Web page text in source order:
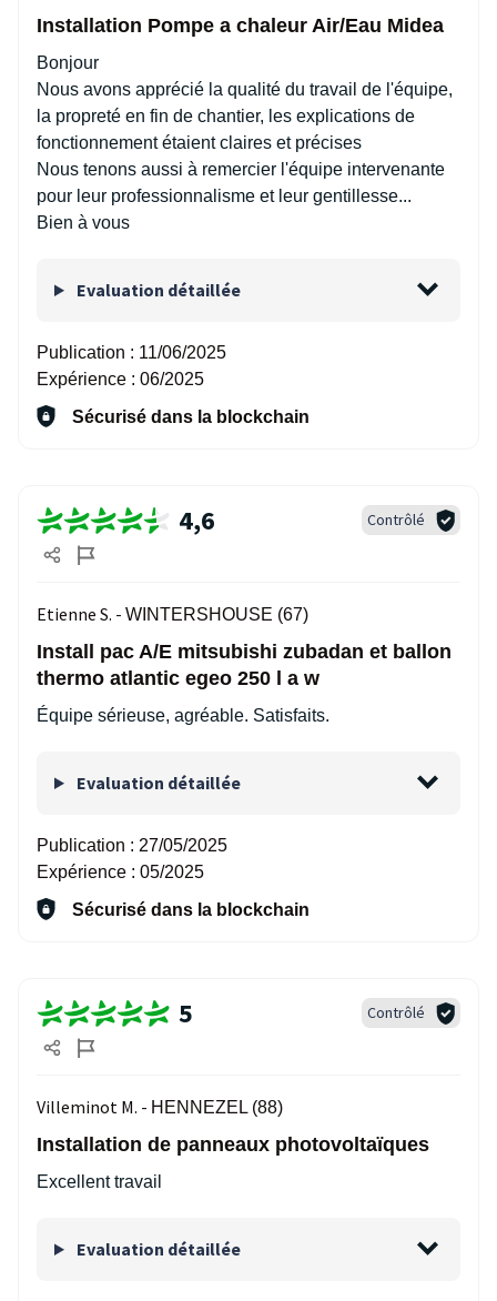
Installation Pompe a chaleur Air/Eau Midea
Bonjour
Nous avons apprécié la qualité du travail de l'équipe,
la propreté en fin de chantier, les explications de
fonctionnement étaient claires et précises
Nous tenons aussi à remercier l'équipe intervenante
pour leur professionnalisme et leur gentillesse...
Bien à vous
Evaluation détaillée
Publication : 11/06/2025
Expérience : 06/2025
Sécurisé dans la blockchain
4,6 Contrôlé
Etienne S. - WINTERSHOUSE (67)
Install pac A/E mitsubishi zubadan et ballon
thermo atlantic egeo 250 l a w
Équipe sérieuse, agréable. Satisfaits.
Evaluation détaillée
Publication : 27/05/2025
Expérience : 05/2025
Sécurisé dans la blockchain
5 Contrôlé
Villeminot M. - HENNEZEL (88)
Installation de panneaux photovoltaïques
Excellent travail
Evaluation détaillée